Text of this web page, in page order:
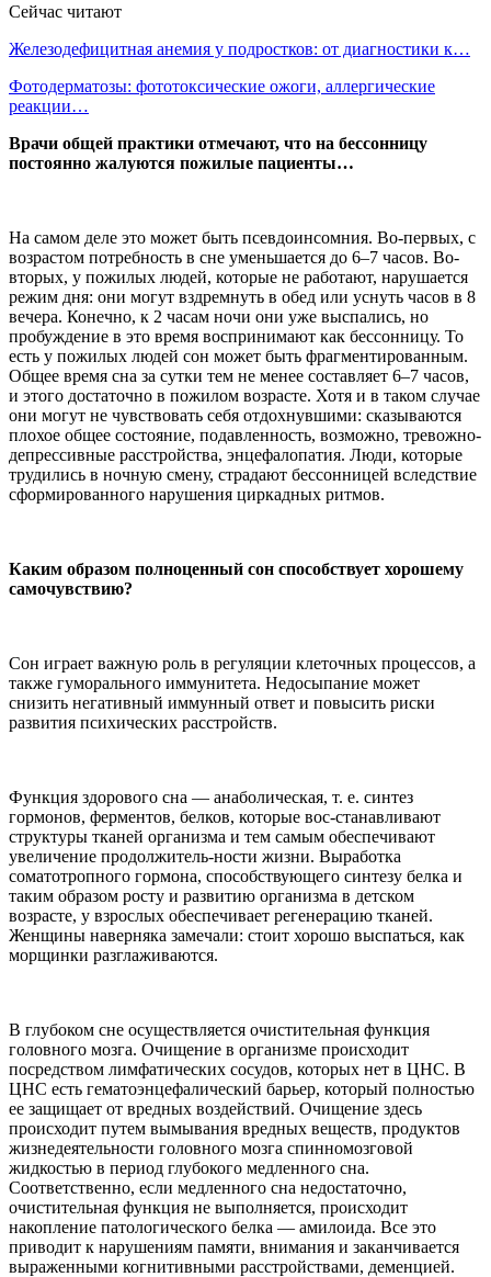
Сейчас читают
Железодефицитная анемия у подростков: от диагностики к…
Фотодерматозы: фототоксические ожоги, аллергические
реакции…
Врачи общей практики отмечают, что на бессонницу
постоянно жалуются пожилые пациенты…
На самом деле это может быть псевдоинсомния. Во-первых, с
возрастом потребность в сне уменьшается до 6–7 часов. Во-
вторых, у пожилых людей, которые не работают, нарушается
режим дня: они могут вздремнуть в обед или уснуть часов в 8
вечера. Конечно, к 2 часам ночи они уже выспались, но
пробуждение в это время воспринимают как бессонницу. То
есть у пожилых людей сон может быть фрагментированным.
Общее время сна за сутки тем не менее составляет 6–7 часов,
и этого достаточно в пожилом возрасте. Хотя и в таком случае
они могут не чувствовать себя отдохнувшими: сказываются
плохое общее состояние, подавленность, возможно, тревожно-
депрессивные расстройства, энцефалопатия. Люди, которые
трудились в ночную смену, страдают бессонницей вследствие
сформированного нарушения циркадных ритмов.
Каким образом полноценный сон способствует хорошему
самочувствию?
Сон играет важную роль в регуляции клеточных процессов, а
также гуморального иммунитета. Недосыпание может
снизить негативный иммунный ответ и повысить риски
развития психических расстройств.
Функция здорового сна — анаболическая, т. е. синтез
гормонов, ферментов, белков, которые вос-станавливают
структуры тканей организма и тем самым обеспечивают
увеличение продолжитель-ности жизни. Выработка
соматотропного гормона, способствующего синтезу белка и
таким образом росту и развитию организма в детском
возрасте, у взрослых обеспечивает регенерацию тканей.
Женщины наверняка замечали: стоит хорошо выспаться, как
морщинки разглаживаются.
В глубоком сне осуществляется очистительная функция
головного мозга. Очищение в организме происходит
посредством лимфатических сосудов, которых нет в ЦНС. В
ЦНС есть гематоэнцефалический барьер, который полностью
ее защищает от вредных воздействий. Очищение здесь
происходит путем вымывания вредных веществ, продуктов
жизнедеятельности головного мозга спинномозговой
жидкостью в период глубокого медленного сна.
Соответственно, если медленного сна недостаточно,
очистительная функция не выполняется, происходит
накопление патологического белка — амилоида. Все это
приводит к нарушениям памяти, внимания и заканчивается
выраженными когнитивными расстройствами, деменцией.